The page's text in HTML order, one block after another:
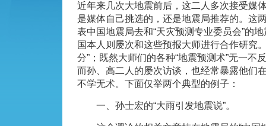
近年来几次大地震前后，这二人多次接受媒
是媒体自己挑选的，还是地震局推荐的。这
表中国地震局去和“天灾预测专业委员会”的
国本人则屡次和这些预报大师进行合作研究
分”；既然大师们的各种“地震预测术”无一不
而孙、高二人的屡次访谈，也经常暴露他们
不学无术。下面仅举两个典型的例子：
一、孙士宏的“大雨引发地震说”。